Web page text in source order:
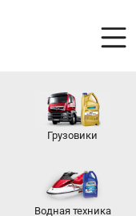
Грузовики
Водная техника